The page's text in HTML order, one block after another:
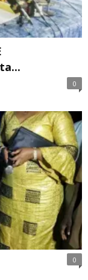
0
0